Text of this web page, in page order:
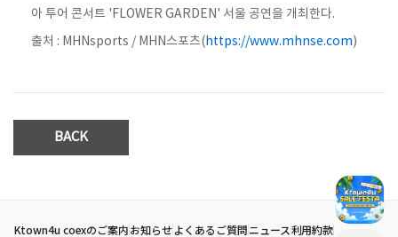
아 투어 콘서트 'FLOWER GARDEN' 서울 공연을 개최한다.
출처 : MHNsports / MHN스포츠(https://www.mhnse.com)
BACK